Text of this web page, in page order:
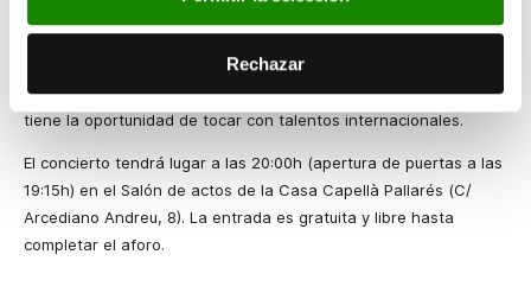
Rechazar
cual fue finalista en los Premios Canarios de la Música.
Actualmente dedica media alma a la banda “Flor de Canela”,
mientras que la otra mitad reside en Berklee Valencia, donde
tiene la oportunidad de tocar con talentos internacionales.
El concierto tendrá lugar a las 20:00h (apertura de puertas a las
19:15h) en el Salón de actos de la Casa Capellà Pallarés (C/
Arcediano Andreu, 8). La entrada es gratuita y libre hasta
completar el aforo.